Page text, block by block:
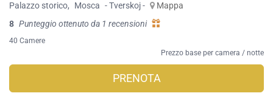
Palazzo storico, Mosca - Tverskoj -
Mappa
8 Punteggio ottenuto da 1 recensioni
40 Camere
Prezzo base per camera / notte
PRENOTA